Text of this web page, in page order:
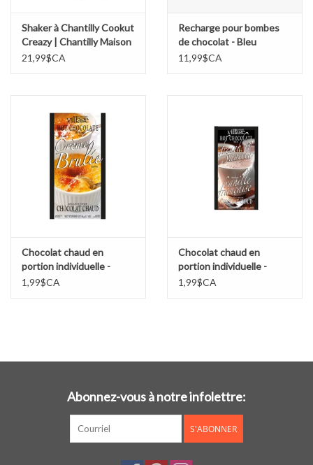
Récompenses
Shaker à Chantilly Cookut
Creazy | Chantilly Maison
Rapide
21,99$CA
Recharge pour bombes
de chocolat - Bleu
11,99$CA
Chocolat chaud en
portion individuelle -
Crème brûlée
1,99$CA
Chocolat chaud en
portion individuelle -
Vanille Française
1,99$CA
Abonnez-vous à notre infolettre:
S'ABONNER